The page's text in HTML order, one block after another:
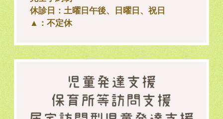
休診日：土曜日午後、日曜日、祝日
▲：不定休